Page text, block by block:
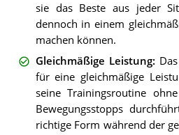
sie das Beste aus jeder
dennoch in einem
machen können.
Gleichmäßige Leistung:
für eine gleichmäßige
seine Trainingsroutine
Bewegungsstopps
richtige Form während der